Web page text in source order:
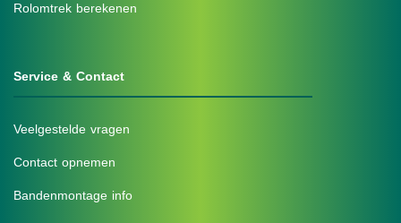
Rolomtrek berekenen
Service & Contact
Veelgestelde vragen
Contact opnemen
Bandenmontage info